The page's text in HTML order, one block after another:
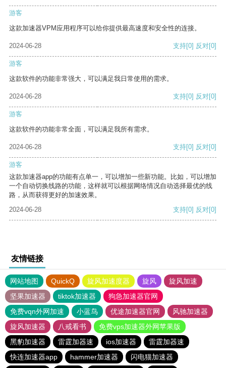
游客
这款加速器VPM应用程序可以给你提供最高速度和安全性的连接。
2024-06-28 支持[0] 反对[0]
游客
这款软件的功能非常强大，可以满足我日常使用的需求。
2024-06-28 支持[0] 反对[0]
游客
这款软件的功能非常全面，可以满足我所有需求。
2024-06-28 支持[0] 反对[0]
游客
这款加速器app的功能有点单一，可以增加一些新功能。比如，可以增加
一个自动切换线路的功能，这样就可以根据网络情况自动选择最优的线
路，从而获得更好的加速效果。
2024-06-28
支持[0] 反对[0]
友情链接
网站地图 QuickQ 旋风加速度器 旋风
旋风加速
坚果加速器
tiktok加速器
狗急加速器官网
免费vqn外网加速
小蓝鸟 优途加速器官网
风驰加速器
旋风加速器
八戒看书
免费vps加速器外网苹果版
黑豹加速器
雷霆加器速 ios加速器
雷霆加器速
快连加速器app
hammer加速器 闪电猫加速器